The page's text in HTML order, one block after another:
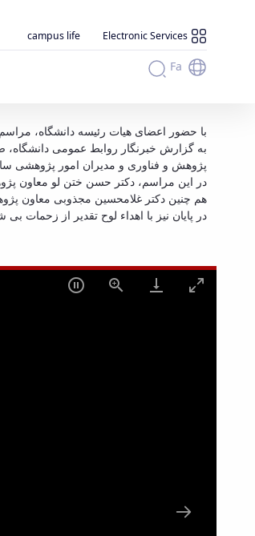
campus life Electronic Services
Fa
با حضور اعضای هیات رئیسه دانشگاه،
پژوهش و فناوری و مدیران امور پژوهشی
در این مراسم، دکتر حسن ختن لو معاون
هم چنین دکتر غلامحسین مجذوبی معاون
در پایان نیز با اهداء لوح تقدیر از